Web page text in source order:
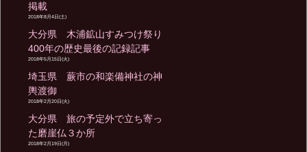
掲載
2018年8月4日(土)
大分県 木浦鉱山すみつけ祭り
400年の歴史最後の記録記事
2018年5月15日(火)
埼玉県 蕨市の和楽備神社の神
輿渡御
2018年2月20日(火)
大分県 旅の予定外で立ち寄っ
た磨崖仏３か所
2018年2月19日(月)